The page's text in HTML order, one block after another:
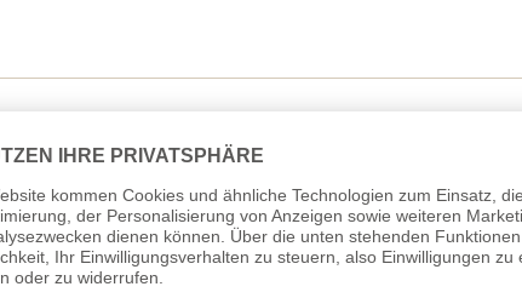
Für Taschen, die es verdienen.